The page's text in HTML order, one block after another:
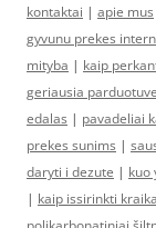
kontaktai | apie mus
gyvunu prekes
mityba | kaip
geriausia
edalas | pavadeliai
prekes sunims |
daryti i dezute | kuo
| kaip issirinkti kraika